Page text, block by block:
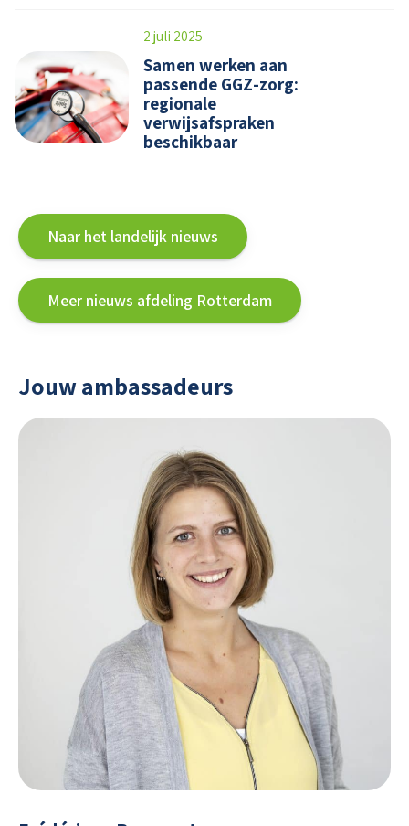
2 juli 2025
Samen werken aan
passende GGZ-zorg:
regionale
verwijsafspraken
beschikbaar
Naar het landelijk nieuws
Meer nieuws afdeling Rotterdam
Jouw ambassadeurs